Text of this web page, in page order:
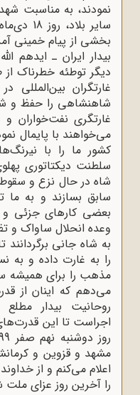
نمودند، به مناسبت
سایر
بخشی از پیام خمینی
بیدار ایران ـ ایدهم
دیگر توطئه خطرناک
غارتگران
شاهنشاهی را حفظ و
غارتگری نفت‌خواران
می‌خواهند با پایمال
کشور ما را با
سلطنت دیکتاتوری
شاه در حال نزع و
سابق بسازند و به ما
بعضی کارهای جزئی و
وعده انحلال ساواک و
به شاه جانی
را به غارت داده و به
مذهب را برای همیشه
می‌دهم که اینان از
روحانیت بیدار
اجراست تا این
مشهد و قزوین و
اعلام می‌کنم و از
را آخرین روز عزای